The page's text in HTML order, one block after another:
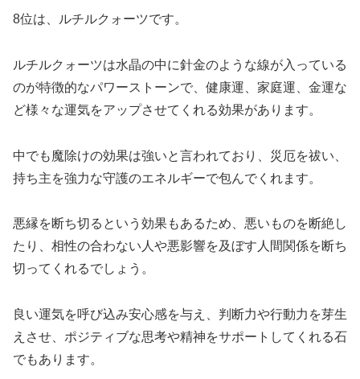
8位は、ルチルクォーツです。
ルチルクォーツは水晶の中に針金のような線が入っている
のが特徴的なパワーストーンで、健康運、家庭運、金運な
ど様々な運気をアップさせてくれる効果があります。
中でも魔除けの効果は強いと言われており、災厄を祓い、
持ち主を強力な守護のエネルギーで包んでくれます。
悪縁を断ち切るという効果もあるため、悪いものを断絶し
たり、相性の合わない人や悪影響を及ぼす人間関係を断ち
切ってくれるでしょう。
良い運気を呼び込み安心感を与え、判断力や行動力を芽生
えさせ、ポジティブな思考や精神をサポートしてくれる石
でもあります。